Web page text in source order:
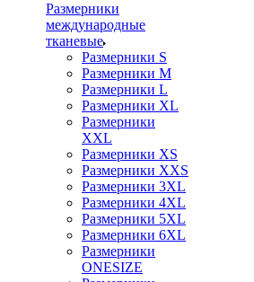
Размерники
международные
тканевые
Размерники S
Размерники M
Размерники L
Размерники XL
Размерники
XXL
Размерники XS
Размерники XXS
Размерники 3XL
Размерники 4XL
Размерники 5XL
Размерники 6XL
Размерники
ONESIZE